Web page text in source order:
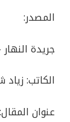
المصدر:
جريدة النهار –
الكاتب:
عنوان